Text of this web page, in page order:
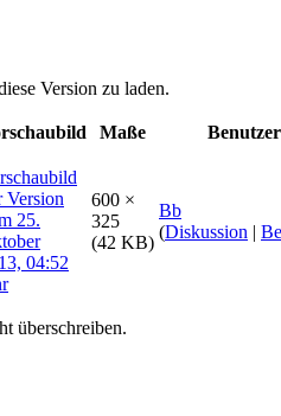
Version zu laden.
Maße Benutzer
600 ×
325
(42 KB)
Bb
(Diskussion |
überschreiben.